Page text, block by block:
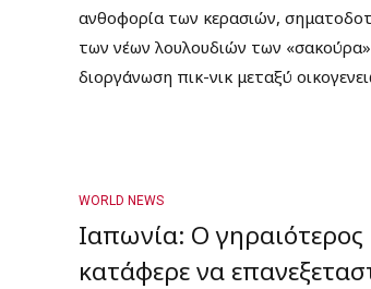
ανθοφορία των κερασιών,
των νέων λουλουδιών των
διοργάνωση πικ-νικ μεταξύ
WORLD NEWS
Ιαπωνία: Ο
κατάφερε να